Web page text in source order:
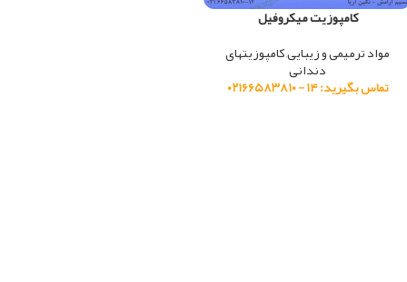
کامپوزیت میکروفیل
مواد ترمیمی و زیبایی,کامپوزیتهای
دندانی
تماس بگیرید: ۱۴ - ۰۲۱۶۶۵۸۳۸۱۰